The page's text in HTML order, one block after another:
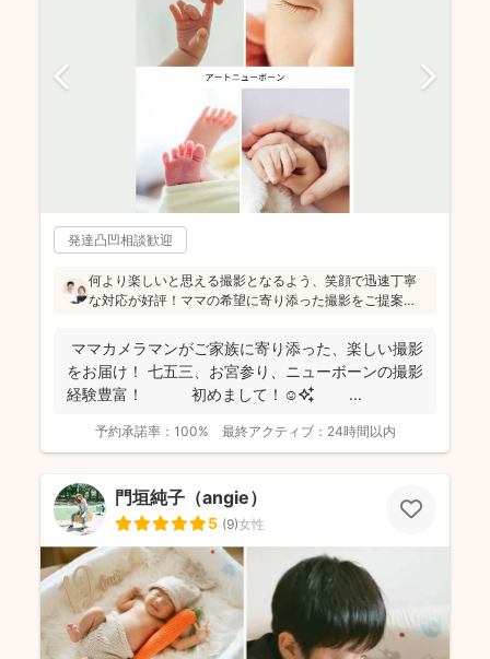
発達凸凹相談歓迎
何より楽しいと思える撮影となるよう、笑顔で迅速丁寧
な対応が好評！ママの希望に寄り添った撮影をご提案
いで済むように、お心がけていらっしゃいます
(^^)fotowaに加わる前から撮影経験も豊富なので、お子
さんの対応もお任せください！
ママカメラマンがご家族に寄り添った、楽しい撮影
をお届け！ 七五三、お宮参り、ニューボーンの撮影
経験豊富！ 初めまして！☺️✨ ...
予約承諾率： 100% 最終アクティブ： 24時間以内
門垣純子（angie）
5 (9)女性